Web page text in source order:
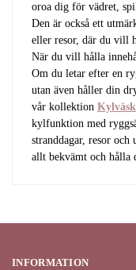
oroa dig för vädret,
Den är också ett
eller resor, där du vill
När du vill hålla
Om du letar efter en
utan även håller din
vår kollektion
kylfunktion med
stranddagar, resor och
allt bekvämt och hålla
INFORMATION